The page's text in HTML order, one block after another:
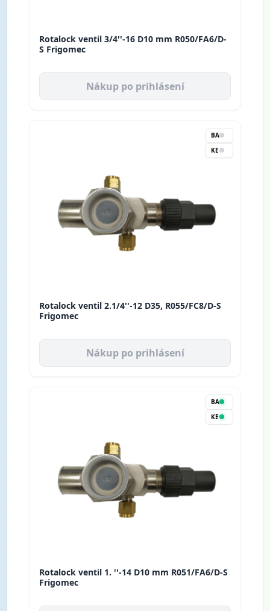
Rotalock ventil 3/4''-16 D10 mm R050/FA6/D-
S Frigomec
Nákup po prihlásení
BA
KE
Rotalock ventil 2.1/4''-12 D35, R055/FC8/D-S
Frigomec
Nákup po prihlásení
BA
KE
Rotalock ventil 1. ''-14 D10 mm R051/FA6/D-S
Frigomec